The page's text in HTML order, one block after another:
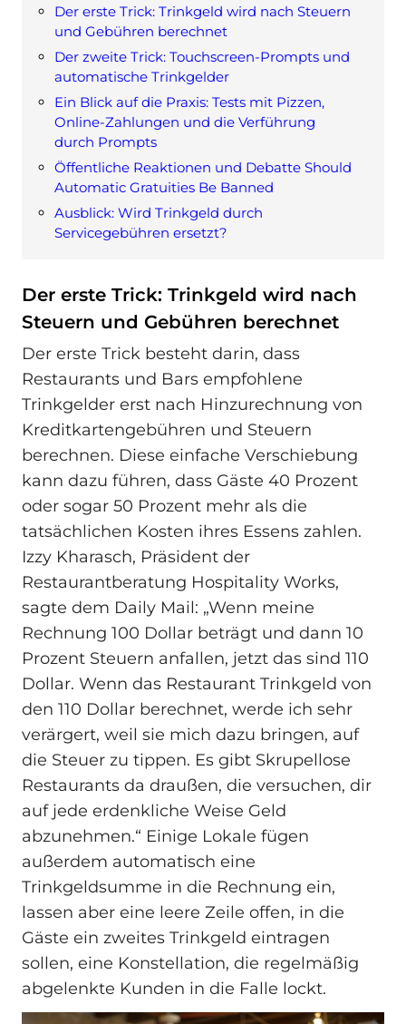
Der erste Trick: Trinkgeld wird nach Steuern
und Gebühren berechnet
Der zweite Trick: Touchscreen‑Prompts und
automatische Trinkgelder
Ein Blick auf die Praxis: Tests mit Pizzen,
Online‑Zahlungen und die Verführung
durch Prompts
Öffentliche Reaktionen und Debatte Should
Automatic Gratuities Be Banned
Ausblick: Wird Trinkgeld durch
Servicegebühren ersetzt?
Der erste Trick: Trinkgeld wird nach
Steuern und Gebühren berechnet
Der erste Trick besteht darin, dass
Restaurants und Bars empfohlene
Trinkgelder erst nach Hinzurechnung von
Kreditkartengebühren und Steuern
berechnen. Diese einfache Verschiebung
kann dazu führen, dass Gäste 40 Prozent
oder sogar 50 Prozent mehr als die
tatsächlichen Kosten ihres Essens zahlen.
Izzy Kharasch, Präsident der
Restaurantberatung Hospitality Works,
sagte dem Daily Mail: „Wenn meine
Rechnung 100 Dollar beträgt und dann 10
Prozent Steuern anfallen, jetzt das sind 110
Dollar. Wenn das Restaurant Trinkgeld von
den 110 Dollar berechnet, werde ich sehr
verärgert, weil sie mich dazu bringen, auf
die Steuer zu tippen. Es gibt Skrupellose
Restaurants da draußen, die versuchen, dir
auf jede erdenkliche Weise Geld
abzunehmen.“ Einige Lokale fügen
außerdem automatisch eine
Trinkgeldsumme in die Rechnung ein,
lassen aber eine leere Zeile offen, in die
Gäste ein zweites Trinkgeld eintragen
sollen, eine Konstellation, die regelmäßig
abgelenkte Kunden in die Falle lockt.